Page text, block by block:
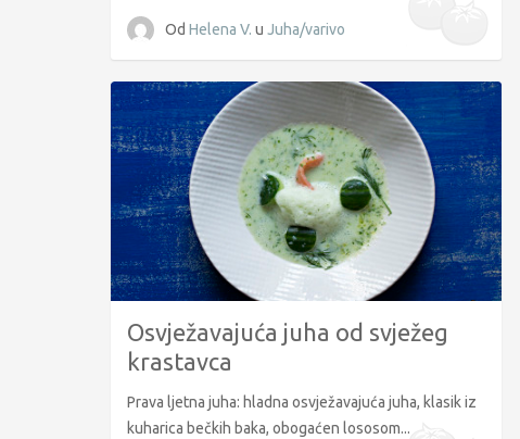
Od Helena V. u Juha/varivo
Osvježavajuća juha od svježeg
krastavca
Prava ljetna juha: hladna osvježavajuća juha, klasik iz
kuharica bečkih baka, obogaćen lososom...